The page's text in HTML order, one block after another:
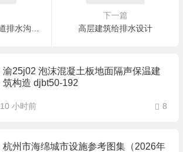
下一篇
高层建筑给排水设计
渝25j02 泡沫混凝土板地面隔声保温建
筑构造 djbt50-192
10 小时前 8
杭州市海绵城市设施参考图集（2026年